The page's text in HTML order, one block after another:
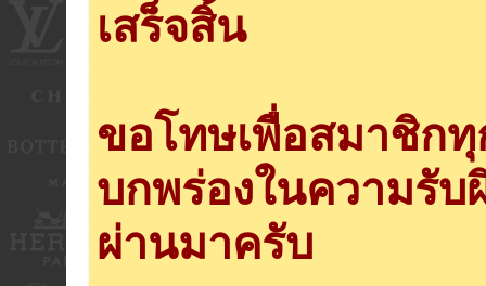
เสร็จสิ้น
ขอโทษเพื่อสมาชิก
บกพร่องในความรั
ผ่านมาครับ